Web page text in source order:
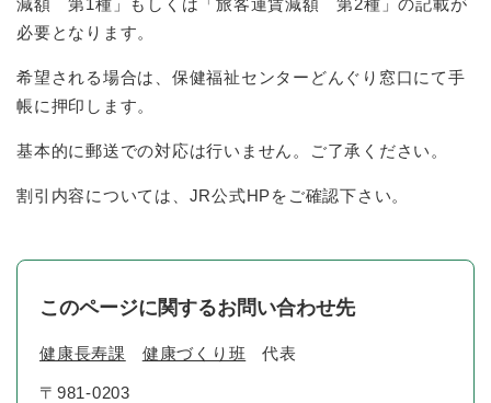
減額 第1種」もしくは「旅客運賃減額 第2種」の記載が
必要となります。
希望される場合は、保健福祉センターどんぐり窓口にて手
帳に押印します。
基本的に郵送での対応は行いません。ご了承ください。
割引内容については、JR公式HPをご確認下さい。
このページに関するお問い合わせ先
健康長寿課 健康づくり班 代表
〒981-0203